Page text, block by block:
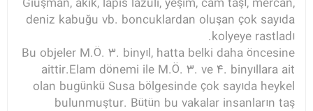
Giuşman, akik, lapis lazuli, yeşim, cam taşı, mercan,
deniz kabuğu vb. boncuklardan oluşan çok sayıda
kolyeye rastladı.
Bu objeler M.Ö. 3. binyıl, hatta belki daha öncesine
aittir.Elam dönemi ile M.Ö. 3. ve 4. binyıllara ait
olan bugünkü Susa bölgesinde çok sayıda heykel
bulunmuştur. Bütün bu vakalar insanların taş